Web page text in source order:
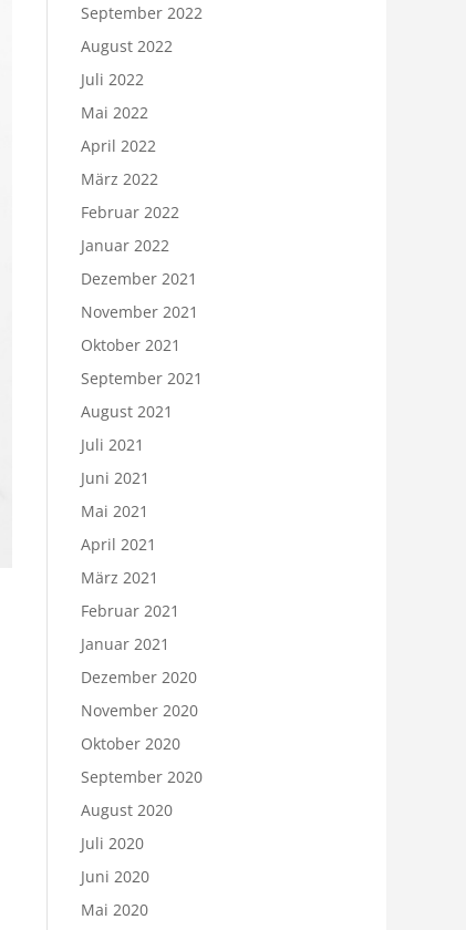
September 2022
August 2022
Juli 2022
Mai 2022
April 2022
März 2022
Februar 2022
Januar 2022
Dezember 2021
November 2021
Oktober 2021
September 2021
August 2021
Juli 2021
Juni 2021
Mai 2021
April 2021
März 2021
Februar 2021
Januar 2021
Dezember 2020
November 2020
Oktober 2020
September 2020
August 2020
Juli 2020
Juni 2020
Mai 2020